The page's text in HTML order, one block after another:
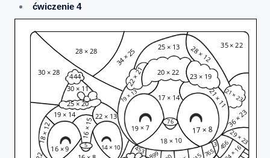
ćwiczenie 4